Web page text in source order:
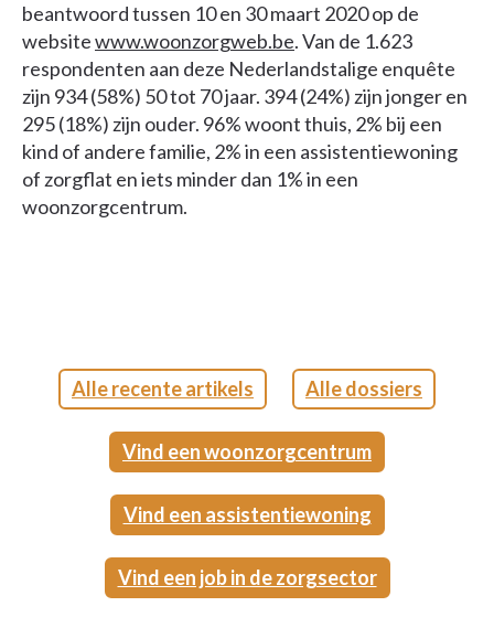
beantwoord tussen 10 en 30 maart 2020 op de
websitewww.woonzorgweb.be. Van de 1.623
respondenten aan deze Nederlandstalige enquête
zijn 934 (58%) 50 tot 70 jaar. 394 (24%) zijn jonger en
295 (18%) zijn ouder. 96% woont thuis, 2% bij een
kind of andere familie, 2% in een assistentiewoning
of zorgflat en iets minder dan 1% in een
woonzorgcentrum.
Alle recente artikels Alle dossiers
Vind een woonzorgcentrum
Vind een assistentiewoning
Vind een job in de zorgsector